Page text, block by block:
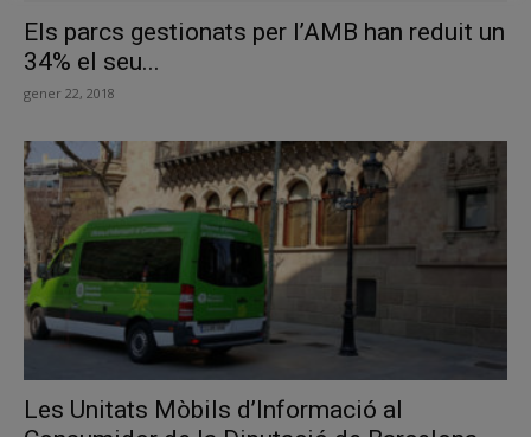
Els parcs gestionats per l’AMB han reduit un
34% el seu...
gener 22, 2018
Les Unitats Mòbils d’Informació al